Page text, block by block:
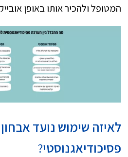
המטופל ולהכיר אותו באופן
לאיזה שימוש נועד אבחון
פסיכודיאגנוסטי?